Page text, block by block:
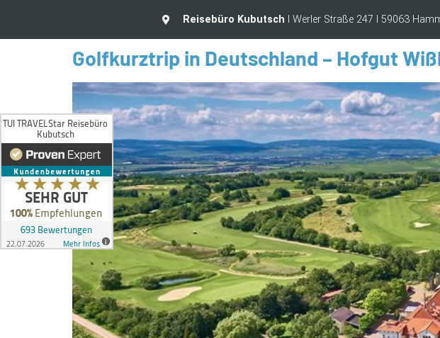
Reisebüro Kubutsch I Werler Straße 247 I 59063
Golfkurztrip in Deutschland – Hofgut